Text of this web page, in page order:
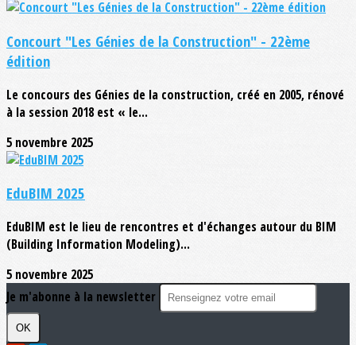
Concourt "Les Génies de la Construction" - 22ème
édition
Le concours des Génies de la construction, créé en 2005, rénové
à la session 2018 est « le...
5 novembre 2025
EduBIM 2025
EduBIM est le lieu de rencontres et d'échanges autour du BIM
(Building Information Modeling)...
5 novembre 2025
Je m'abonne à la newsletter
OK